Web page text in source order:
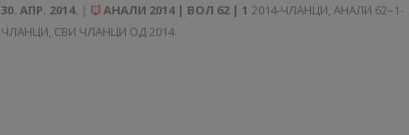
30. АПР. 2014. АНАЛИ 2014 | ВОЛ 62 | 1 2014-ЧЛАНЦИ АНАЛИ 62–1-
ЧЛАНЦИ СВИ ЧЛАНЦИ ОД 2014